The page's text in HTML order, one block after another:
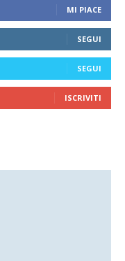
MI PIACE
SEGUI
SEGUI
ISCRIVITI